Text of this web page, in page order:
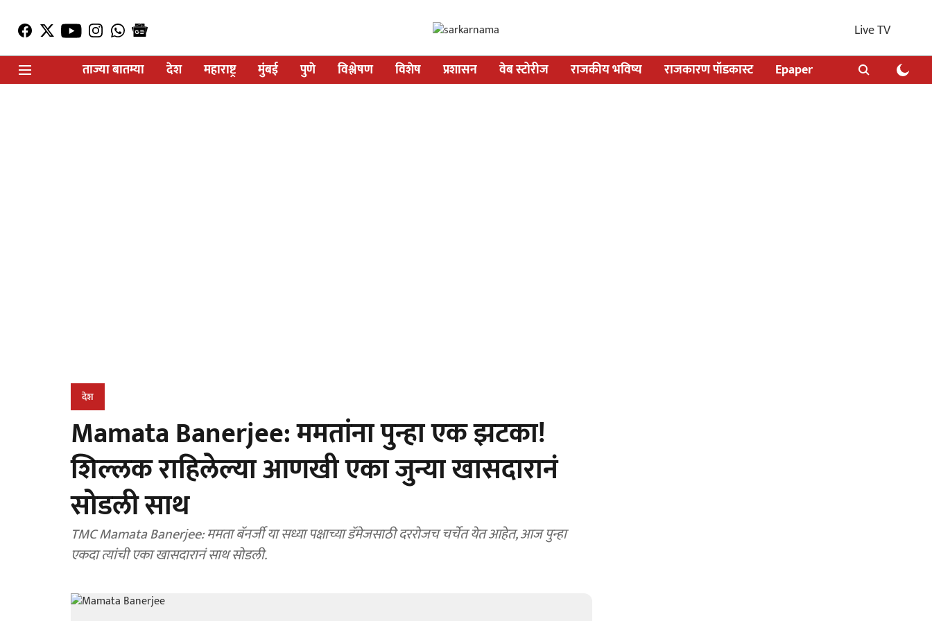
Live TV
ताज्या बातम्या
देश महाराष्ट्र मुंबई पुणे विश्लेषण विशेष प्रशासन वेब स्टोरीज राजकीय भविष्य राजकारण पॉडकास्ट Epaper
देश
Mamata Banerjee: ममतांना पुन्हा एक झटका!
शिल्लक राहिलेल्या आणखी एका जुन्या खासदारानं
सोडली साथ
TMC Mamata Banerjee: ममता बॅनर्जी या सध्या पक्षाच्या डॅमेजसाठी दररोजच चर्चेत येत आहेत, आज पुन्हा
एकदा त्यांची एका खासदारानं साथ सोडली.